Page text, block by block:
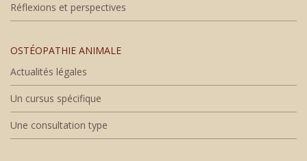
Réflexions et perspectives
OSTÉOPATHIE ANIMALE
Actualités légales
Un cursus spécifique
Une consultation type